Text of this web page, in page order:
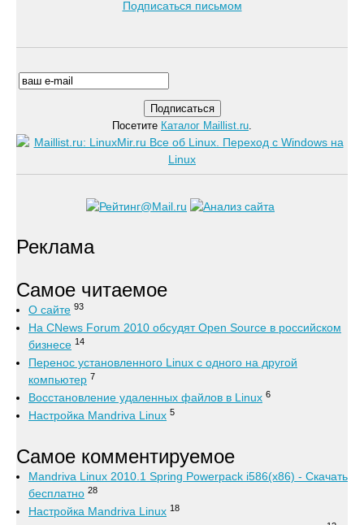
Подписаться письмом
Посетите Каталог Maillist.ru.
Реклама
Самое читаемое
О сайте 93
На CNews Forum 2010 обсудят Open Source в российском
бизнесе 14
Перенос установленного Linux с одного на другой
компьютер 7
Восстановление удаленных файлов в Linux 6
Настройка Mandriva Linux 5
Самое комментируемое
Mandriva Linux 2010.1 Spring Powerpack i586(x86) - Скачать
бесплатно 28
Настройка Mandriva Linux 18